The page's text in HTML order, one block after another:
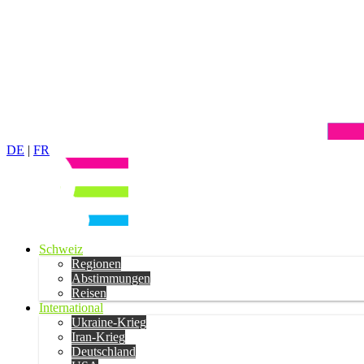
DE | FR
Schweiz
Regionen
Abstimmungen
Reisen
International
Ukraine-Krieg
Iran-Krieg
Deutschland